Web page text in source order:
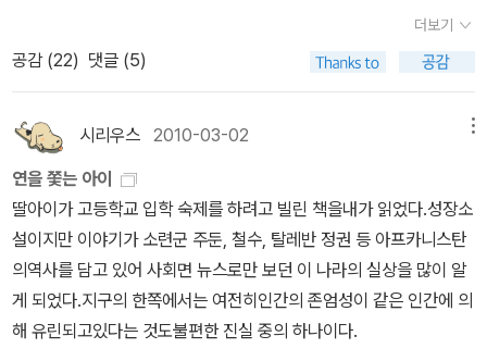
인 아미르를 제외한 모든 사람에 대해서 관대한 사람...왜 아들한테 그
렇게 모질게 굴었을까??? 라는 의문은 나중에 하산이 아미르와 이붓
찌되었던 바바 한사람으로 인해 많은 사람이 행복할 수 있었다면 좋
은 일 아닐까??더군다나 미국으로 건너오고 나서부터는 아미르와의
관계도 많이 호전될 수 있었고...바바가 아미르에게 했던 말이다....'부
당하긴 하지만 며칠동안 일어난 일이, 때로는 하루 동안 일어난 일이
평생을 바꿔버릴수도 있다, 아미르.' p.216소라야의 과거에 대해서
한말이었지만 사실은 자신의 실수를 마음에 담아서 했던 말 아니었을
까??? 바바는 미처 알지 못했지만 아미르 역시 자신의 실수덕에 그
미르는 자신의 하인에게서 들었던 것과똑 같은 말을 하인의 아들에게
하는 것으로 소설은 끝난다. '너를 위해서라면 천 번이라도 그렇게 할
게.' 연(kite)을 쫒는 아이는 연(緣)을 쫒는 아이였던 것이다.
없으니, 리뷰 쓰기 전에 요렇게 뛰엄뛰엄이나마 이야기해 본다.와타
나베 지카와라는 유명 블로거. 블로그 이름은 '내가 모르는 대단한 책
을 당신은 분명히 읽고 있다' 라고 한다.이야기의 중요성에 비해 지엽
적인 이야기라 책에 조금 미안하지만, 그래도 새벽에 킥킥거리고 웃
었던만큼 옮겨보고 싶다.' 가슴에서 뜨거운 무언가가 올라온다. 흔들
리고 있는 것은 전철이 아니라, 나의 마음이다. 크게 취한 것만 같다.
너무 커다란감정에 뒤덮여서 일어설 수도 없다. 이것은 올해 No.1으
로 대단한 책이다. 자신있게 추천할 수 있다.'이 리뷰의 부분은 익히
알고들 있을 책인 할드 호세이니의 <연을 쫓는 아이>이다. 이 정도면
뽐뿌성 몇%라고 할 수 있을까? 뽐뿌성 퍼센테이지는 가늠할 수 없는
아스트랄한 리뷰이나 (오해를 막기 위해 말해두면, 이 리뷰의 나머지
더보기
공감 (22) 댓글 (5)
시리우스 2010-03-02
연을 쫓는 아이
딸아이가 고등학교 입학 숙제를 하려고 빌린 책을내가 읽었다.성장소
설이지만 이야기가 소련군 주둔, 철수, 탈레반 정권 등 아프카니스탄
의역사를 담고 있어 사회면 뉴스로만 보던 이 나라의 실상을 많이 알
게 되었다.지구의 한쪽에서는 여전히인간의 존엄성이 같은 인간에 의
해 유린되고있다는 것도불편한 진실 중의 하나이다.